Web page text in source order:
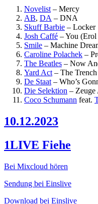
Novelist – Mercy
AB, DA – DNA
Skuff Barbie – Locker
Josh Caffé –You
Smile – Machine
Caroline Polachek –
The Beatles – Now
Yard Act – The
De Staat – Who’s
Die Selektion –
Coco Schumann feat.
10.12.2023
1LIVE Fiehe
Bei Mixcloud hören
Sendung bei Einslive
Download bei Einslive